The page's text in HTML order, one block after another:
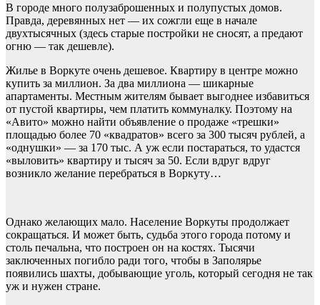
В городе много полузаброшенных и полупустых домов.
Правда, деревянных нет — их сожгли еще в начале
двухтысячных (здесь старые постройки не сносят, а предают
огню — так дешевле).
Жилье в Воркуте очень дешевое. Квартиру в центре можно
купить за миллион. За два миллиона — шикарные
апартаменты. Местным жителям бывает выгоднее избавиться
от пустой квартиры, чем платить коммуналку. Поэтому на
«Авито» можно найти объявление о продаже «трешки»
площадью более 70 «квадратов» всего за 300 тысяч рублей, а
«однушки» — за 170 тыс. А уж если постараться, то удастся
«выловить» квартиру и тысяч за 50. Если вдруг вдруг
возникло желание перебраться в Воркуту…
Однако желающих мало. Население Воркуты продолжает
сокращаться. И может быть, судьба этого города потому и
столь печальна, что построен он на костях. Тысячи
заключенных погибло ради того, чтобы в Заполярье
появились шахты, добывающие уголь, который сегодня не так
уж и нужен стране.